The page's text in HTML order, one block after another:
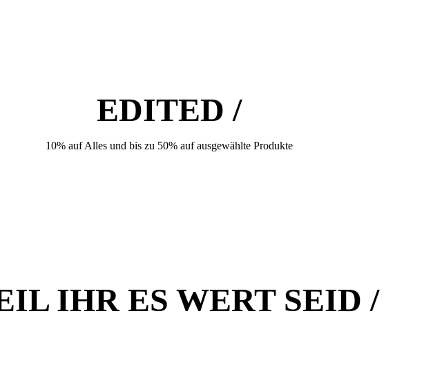
EDITED /
10% auf Alles und bis zu 50% auf ausgewählte Produkte
IHR ES WERT SEID /